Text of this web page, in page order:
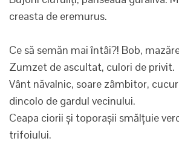
creasta de eremurus.
Ce să semăn mai întâi?! Bob,
Zumzet de ascultat, culori de privit.
Vânt năvalnic, soare zâmbitor,
dincolo de gardul vecinului.
Ceapa ciorii și toporașii smălțuie
trifoiului.